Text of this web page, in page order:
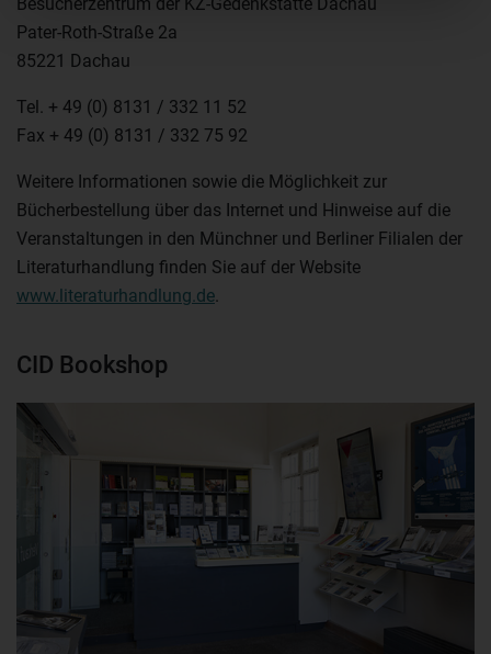
Besucherzentrum der KZ-Gedenkstätte Dachau
Pater-Roth-Straße 2a
85221 Dachau
Tel. + 49 (0) 8131 / 332 11 52
Fax + 49 (0) 8131 / 332 75 92
Weitere Informationen sowie die Möglichkeit zur
Bücherbestellung über das Internet und Hinweise auf die
Veranstaltungen in den Münchner und Berliner Filialen der
Literaturhandlung finden Sie auf der Website
www.literaturhandlung.de.
CID Bookshop